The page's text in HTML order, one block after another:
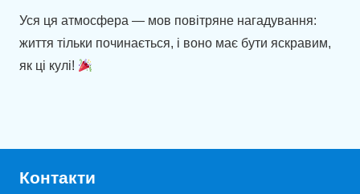
Уся ця атмосфера — мов повітряне нагадування:
життя тільки починається, і воно має бути яскравим,
як ці кулі!
Контакти